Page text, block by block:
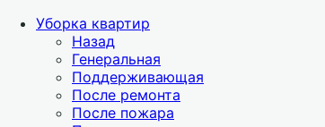
Уборка квартир
Назад
Генеральная
Поддерживающая
После ремонта
После пожара